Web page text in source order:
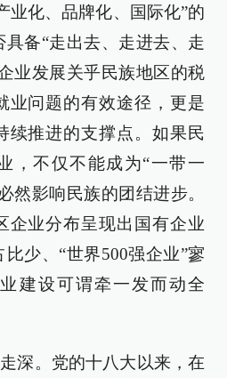
业化、品牌化、国际化”的
备“走出去、走进去、走
业发展关乎民族地区的税
业问题的有效途径，更是
续推进的支撑点。如果民
，不仅不能成为“一带一
然影响民族的团结进步。
企业分布呈现出国有企业
少、“世界500强企业”寥
建设可谓牵一发而动全
深。党的十八大以来，在